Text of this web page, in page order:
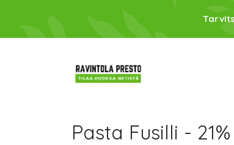
Pasta Fusilli -